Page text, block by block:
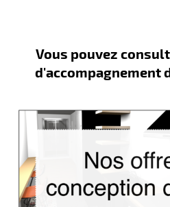
Vous pouvez
d'accompagnement